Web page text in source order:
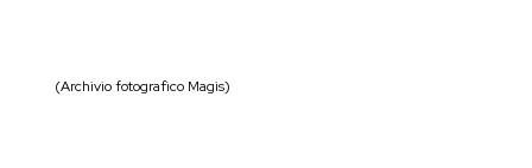
(Archivio fotografico Magis)